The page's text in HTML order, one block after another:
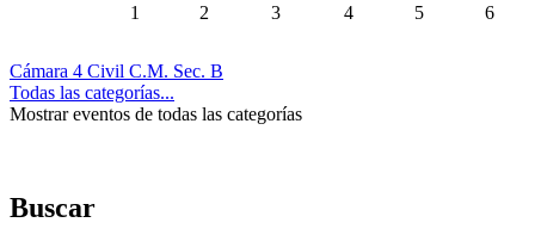
1
2 3 4 5 6
Cámara 4 Civil C.M. Sec. B
Todas las categorías...
Mostrar eventos de todas las categorías
Buscar